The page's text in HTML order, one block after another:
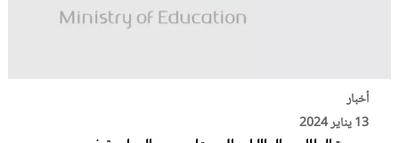
أخبار
13 يناير 2024